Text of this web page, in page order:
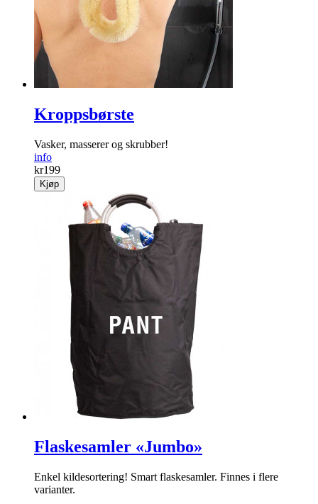
Kroppsbørste
Vasker, masserer og skrubber!
info
kr199
Kjøp
Flaskesamler «Jumbo»
Enkel kildesortering! Smart flaskesamler. Finnes i flere
varianter.